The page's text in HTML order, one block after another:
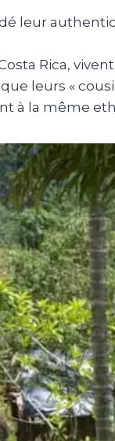
leur
Rica,
leurs «
à la même